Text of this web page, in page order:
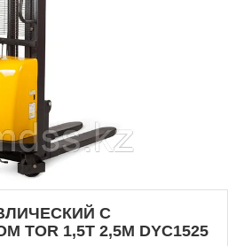
С
1,5Т 2,5М DYC1525